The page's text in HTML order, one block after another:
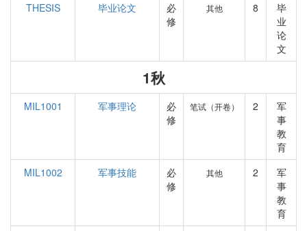
THESIS 毕业论文
必
修
其他 8
毕
业
论
文
1秋
MIL1001 军事理论
必
修
笔试（开卷） 2
军
事
教
育
MIL1002
军事技能
必
修
其他 2
军
事
教
育